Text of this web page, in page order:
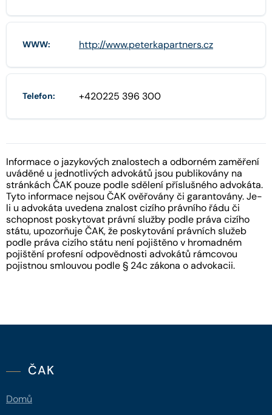
WWW: http://www.peterkapartners.cz
Telefon: +420225 396 300
Informace o jazykových znalostech a odborném zaměření
uváděné u jednotlivých advokátů jsou publikovány na
stránkách ČAK pouze podle sdělení příslušného advokáta.
Tyto informace nejsou ČAK ověřovány či garantovány. Je-
li u advokáta uvedena znalost cizího právního řádu či
schopnost poskytovat právní služby podle práva cizího
státu, upozorňuje ČAK, že poskytování právních služeb
podle práva cizího státu není pojištěno v hromadném
pojištění profesní odpovědnosti advokátů rámcovou
pojistnou smlouvou podle § 24c zákona o advokacii.
ČAK
Domů